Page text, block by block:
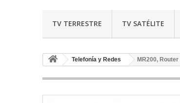
TV TERRESTRE TV SATÉLITE
Telefonía y Redes MR200,